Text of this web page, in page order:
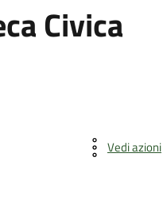
Civica
Vedi azioni